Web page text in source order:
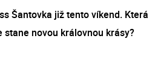
Šantovka již tento víkend. Která
stane novou královnou krásy?